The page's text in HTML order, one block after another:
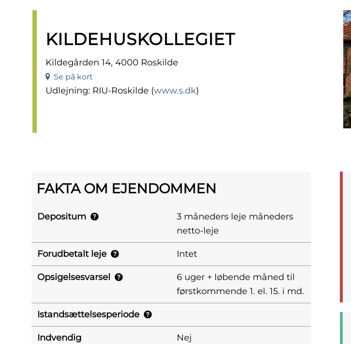
KILDEHUSKOLLEGIET
Kildegården 14, 4000 Roskilde
Se på kort
Udlejning: RIU-Roskilde (www.s.dk)
FAKTA OM EJENDOMMEN
Depositum
3 måneders leje måneders
netto-leje
Forudbetalt leje Intet
Opsigelsesvarsel
6 uger + løbende måned til
førstkommende 1. el. 15. i md.
Istandsættelsesperiode
Indvendig
Nej